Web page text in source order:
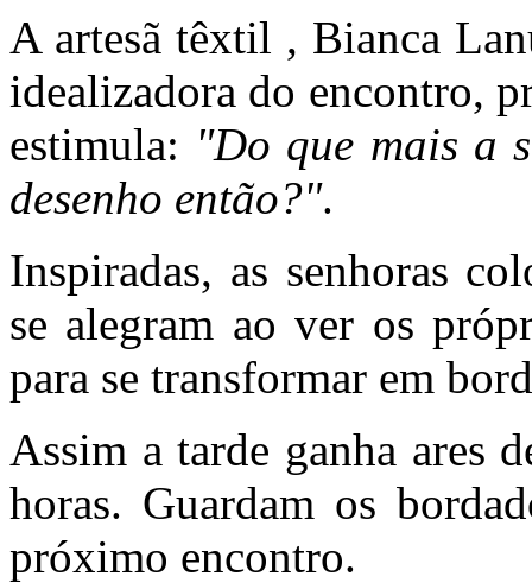
A artesã têxtil , Bianca
idealizadora do encontro,
estimula: "Do que mais a
desenho então?".
Inspiradas, as senhoras
se alegram ao ver os
para se transformar em
Assim a tarde ganha ares
horas. Guardam os
próximo encontro.